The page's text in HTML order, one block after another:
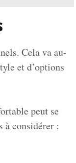
Cela va au-
et d’options
peut se
à considérer :